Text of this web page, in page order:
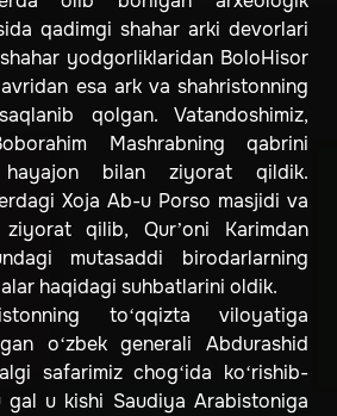
qadimgi shahar arki devorlari
yodgorliklaridan BoloHisor
esa ark va shahristonning
qolgan. Vatandoshimiz,
Mashrabning qabrini
hayajon bilan ziyorat qildik.
Xoja Ab-u Porso masjidi va
qilib, Qur’oni Karimdan
mutasaddi birodarlarning
haqidagi suhbatlarini oldik.
to‘qqizta viloyatiga
o‘zbek generali Abdurashid
safarimiz chog‘ida ko‘rishib-
gal u kishi Saudiya Arabistoniga